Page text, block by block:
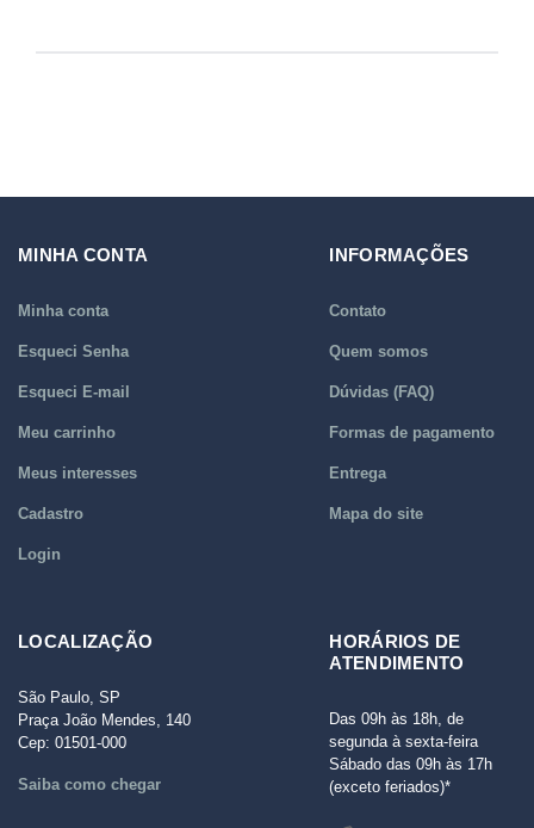
MINHA CONTA
Minha conta
Esqueci Senha
Esqueci E-mail
Meu carrinho
Meus interesses
Cadastro
Login
INFORMAÇÕES
Contato
Quem somos
Dúvidas (FAQ)
Formas de pagamento
Entrega
Mapa do site
LOCALIZAÇÃO
São Paulo, SP
Praça João Mendes, 140
Cep: 01501-000
Saiba como chegar
HORÁRIOS DE
ATENDIMENTO
Das 09h às 18h, de
segunda à sexta-feira
Sábado das 09h às 17h
(exceto feriados)*